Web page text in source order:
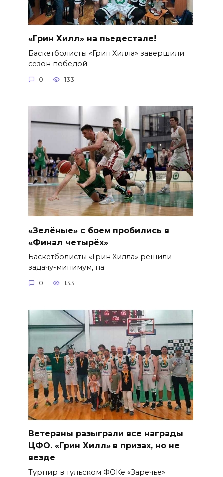
«Грин Хилл» на пьедестале!
Баскетболисты «Грин Хилла» завершили
сезон победой
0 133
«Зелёные» с боем пробились в
«Финал четырёх»
Баскетболисты «Грин Хилла» решили
задачу-минимум, на
0 133
Ветераны разыграли все награды
ЦФО. «Грин Хилл» в призах, но не
везде
Турнир в тульском ФОКе «Заречье»